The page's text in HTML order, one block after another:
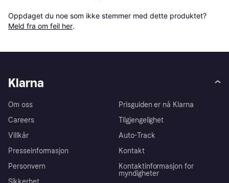
Oppdaget du noe som ikke stemmer med dette produktet?
Meld fra om feil her.
Klarna
Om oss
Careers
Villkår
Presseinformasjon
Personvern
Prisguiden er nå Klarna
Tilgjengelighet
Auto-Track
Kontakt
Kontaktinformasjon for
myndigheter